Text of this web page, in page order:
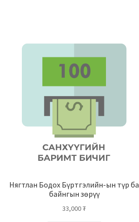
Нягтлан Бодох Бүртгэлийн-ын түр ба
байнгын зөрүү
33,000₮